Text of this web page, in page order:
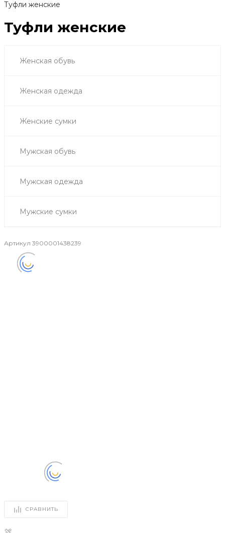
Туфли женские
Туфли женские
Женская обувь
Женская одежда
Женские сумки
Мужская обувь
Мужская одежда
Мужские сумки
Артикул 3900001438239
СРАВНИТЬ